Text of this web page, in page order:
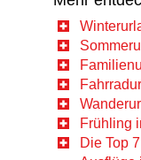
Frühling
Die Top